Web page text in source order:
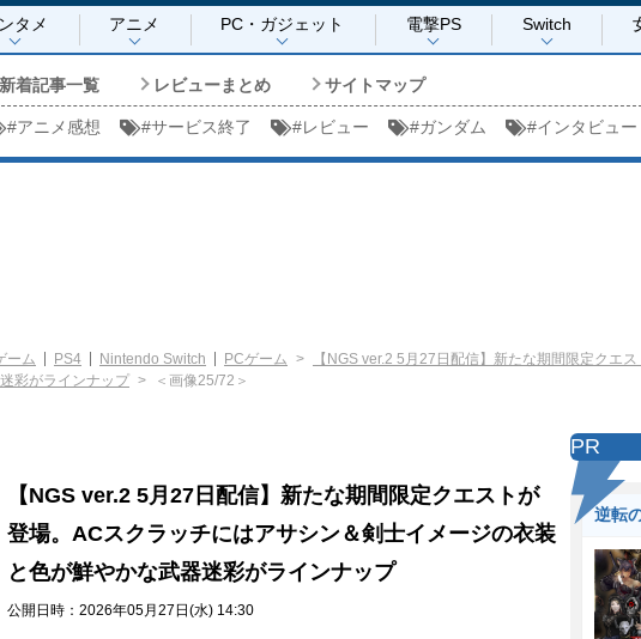
タメ アニメ PC・ガジェット 電撃PS Switch
新着記事一覧 レビューまとめ サイトマップ
#アニメ感想 #サービス終了 #レビュー #ガンダム #インタビュー
ーム PS4 Nintendo Switch PCゲーム
【NGS ver.2 5月27日配信】新たな期間限定クエ
彩がラインナップ
＜画像25/72＞
【NGS ver.2 5月27日配信】新たな期間限定クエストが
登場。ACスクラッチにはアサシン＆剣士イメージの衣装
と色が鮮やかな武器迷彩がラインナップ
公開日時：2026年05月27日(水) 14:30
PR
逆転